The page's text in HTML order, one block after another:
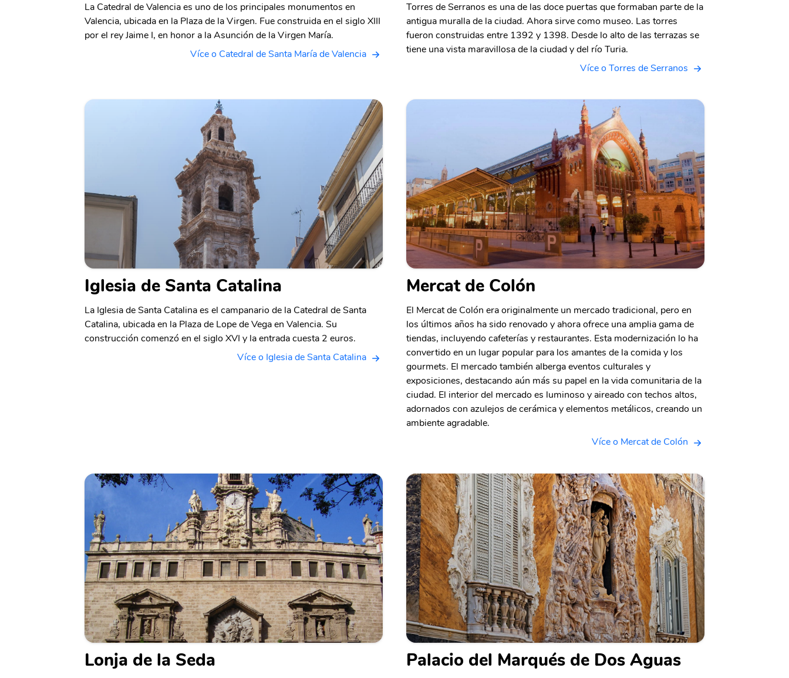
La Catedral de Valencia es uno de los principales monumentos en
Valencia, ubicada en la Plaza de la Virgen. Fue construida en el siglo XIII
por el rey Jaime I, en honor a la Asunción de la Virgen María.
Více o Catedral de Santa María de Valencia
Torres de Serranos es una de las doce puertas que formaban parte de la
antigua muralla de la ciudad. Ahora sirve como museo. Las torres
fueron construidas entre 1392 y 1398. Desde lo alto de las terrazas se
tiene una vista maravillosa de la ciudad y del río Turia.
Více o Torres de Serranos
Iglesia de Santa Catalina
La Iglesia de Santa Catalina es el campanario de la Catedral de Santa
Catalina, ubicada en la Plaza de Lope de Vega en Valencia. Su
construcción comenzó en el siglo XVI y la entrada cuesta 2 euros.
Více o Iglesia de Santa Catalina
Mercat de Colón
El Mercat de Colón era originalmente un mercado tradicional, pero en
los últimos años ha sido renovado y ahora ofrece una amplia gama de
tiendas, incluyendo cafeterías y restaurantes. Esta modernización lo ha
convertido en un lugar popular para los amantes de la comida y los
gourmets. El mercado también alberga eventos culturales y
exposiciones, destacando aún más su papel en la vida comunitaria de la
ciudad. El interior del mercado es luminoso y aireado con techos altos,
adornados con azulejos de cerámica y elementos metálicos, creando un
ambiente agradable.
Více o Mercat de Colón
Lonja de la Seda Palacio del Marqués de Dos Aguas